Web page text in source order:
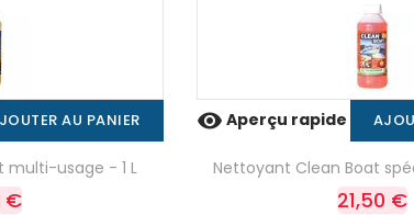
AU PANIER
multi-usage - 1 L
€
 Aperçu rapide
Nettoyant Clean Boat
21,50 €